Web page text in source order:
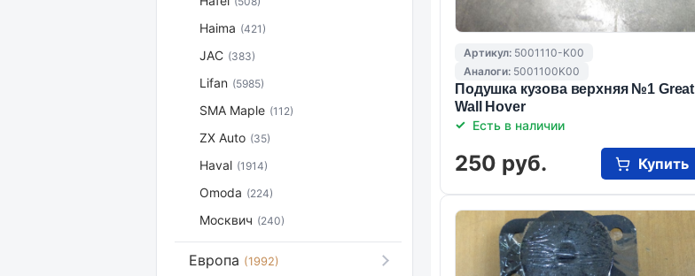
Артикул: 5001110-K00
Аналоги: 5001100K00
Подушка кузова верхняя №1 Great
Wall Hover
Есть в наличии
250 руб. Купить
Haima (421)
JAC (383)
Lifan (5985)
SMA Maple (112)
ZX Auto (35)
Haval (1914)
Omoda (224)
Москвич (240)
Европа (1992)